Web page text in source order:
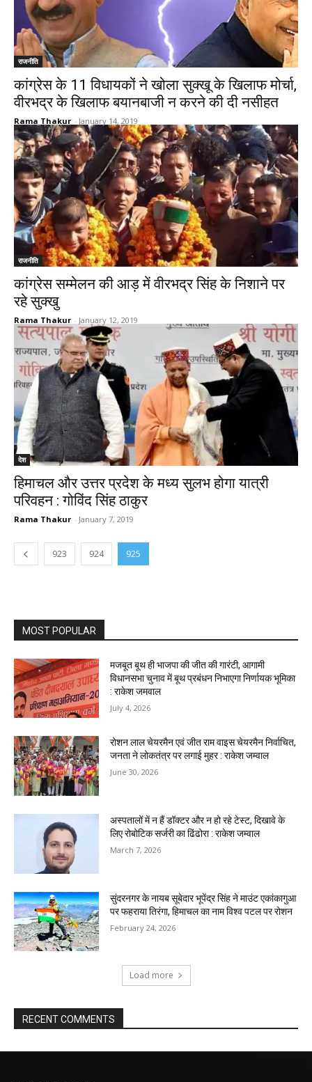
राजनीति
कांग्रेस के 11 विधायकों ने खोला सुक्खू के खिलाफ मोर्चा,
वीरभद्र के खिलाफ बयानबाजी न करने की दी नसीहत
Rama Thakur - January 14, 2019
राजनीति
कांग्रेस सम्मेलन की आड़ में वीरभद्र सिंह के निशाने पर
रहे सुक्खु
Rama Thakur - January 12, 2019
देश
हिमाचल और उत्तर प्रदेश के मध्य सुलभ होगा यात्री
परिवहन : गोविंद सिंह ठाकुर
Rama Thakur - January 7, 2019
923 924 925
MOST POPULAR
मजबूत बूथ ही भाजपा की जीत की गारंटी, आगामी
विधानसभा चुनाव में बूथ प्रबंधन निभाएगा निर्णायक भूमिका
: राकेश जमवाल
July 4, 2026
रोशन लाल चेयरमैन एवं जीत राम वाइस चेयरमैन निर्वाचित,
जनता ने लोकतंत्र पर लगाई मुहर : राकेश जम्वाल
June 30, 2026
अस्पतालों में न हैं डॉक्टर और न हो रहे टेस्ट, दिखावे के
लिए रोबोटिक सर्जरी का ढिंढोरा : राकेश जम्वाल‌
March 7, 2026
सुंदरनगर के नायब सूबेदार भूपेंद्र सिंह ने माउंट एकांकागुआ
पर फहराया तिरंगा, हिमाचल का नाम विश्व पटल पर रोशन
February 24, 2026
Load more
RECENT COMMENTS